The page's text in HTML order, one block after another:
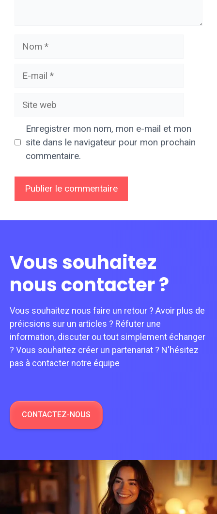
Enregistrer mon nom, mon e-mail et mon
site dans le navigateur pour mon prochain
commentaire.
Vous souhaitez
nous contacter ?
Vous souhaitez nous faire un retour ? Avoir plus de
préicsions sur un articles ? Réfuter une
information, discuter ou tout simplement échanger
? Vous souhaitez créer un partenariat ? N'hésitez
pas à contacter notre équipe
CONTACTEZ-NOUS